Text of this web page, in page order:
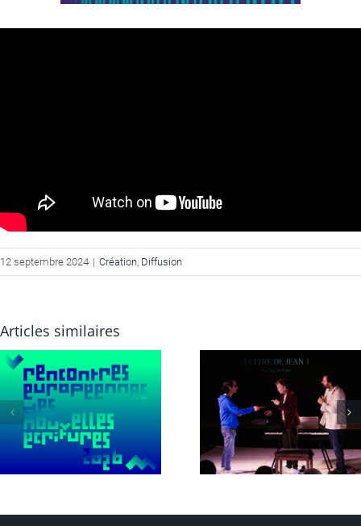
12 septembre 2024 | Création, Diffusion
Articles similaires
16>20 fév 26 : tournée
QUATRE MAINS, CCAS
Haute-Savoie
MANGE &
au 12 fév 26, au 100
Paris